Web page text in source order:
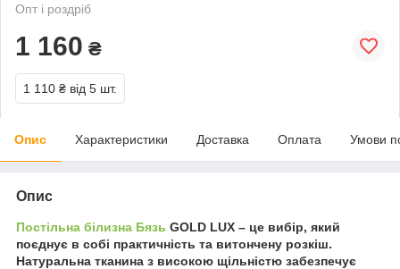
Опт і роздріб
1 160 ₴
1 110 ₴ від 5 шт.
Опис Характеристики Доставка Оплата Умови
Опис
Постільна білизна Бязь GOLD LUX – це вибір, який
поєднує в собі практичність та витончену розкіш.
Натуральна тканина з високою щільністю забезпечує